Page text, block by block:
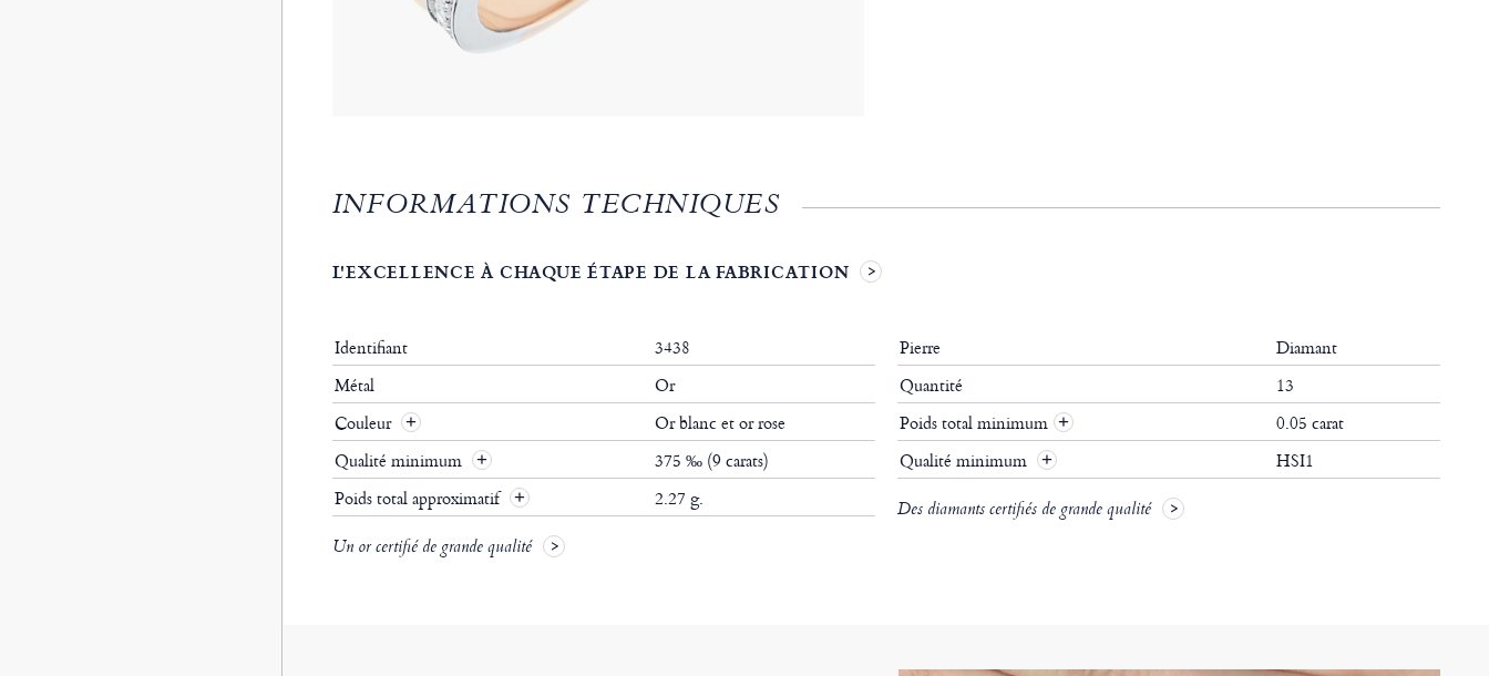
INFORMATIONS TECHNIQUES
L'EXCELLENCE À CHAQUE ÉTAPE DE LA FABRICATION
Identifiant
3438
Métal
Or
Couleur
Or blanc et or rose
Qualité minimum
375 ‰ (9 carats)
Poids total approximatif
2.27 g.
Un or certifié de grande qualité
Pierre
Diamant
Quantité
13
Poids total minimum +
0.05 carat
Qualité minimum
+ HSI1
Des diamants certifiés de grande qualité